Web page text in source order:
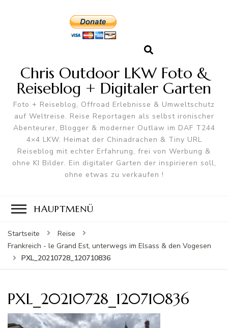
Chris Outdoor LKW Foto &
Reiseblog + Digitaler Garten
Foto + Reiseblog, Offroad Erlebnisse & Umweltschutz
auf Weltreise. Reise Reportagen als selbst ironischer
Abenteurer, Blogger & moderner Outlaw im DAF T244
4×4 LKW. Heimat der Chinadrachen & Tiny URL
Reiseblog mit echter Erfahrung, frei von Werbung &
ohne KI Bilder. Ein digitaler Garten der inspirieren soll,
ohne etwas zu verkaufen !
HAUPTMENÜ
Startseite
Reise
Frankreich - le Grand Est, unterwegs im Elsass & den Vogesen
PXL_20210728_120710836
PXL_20210728_120710836